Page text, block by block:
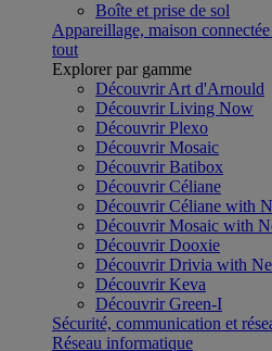
Boîte et prise de sol
Appareillage, maison
tout
Explorer par gamme
Découvrir Art d'Arnould
Découvrir Living Now
Découvrir Plexo
Découvrir Mosaic
Découvrir Batibox
Découvrir Céliane
Découvrir Céliane with
Découvrir Mosaic with
Découvrir Dooxie
Découvrir Drivia with
Découvrir Keva
Découvrir Green-I
Sécurité, communication et
Réseau informatique